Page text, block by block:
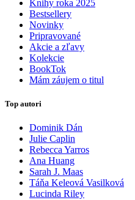
Knihy roka 2025
Bestsellery
Novinky
Pripravované
Akcie a zľavy
Kolekcie
BookTok
Mám záujem o titul
Top autori
Dominik Dán
Julie Caplin
Rebecca Yarros
Ana Huang
Sarah J. Maas
Táňa Keleová Vasilková
Lucinda Riley